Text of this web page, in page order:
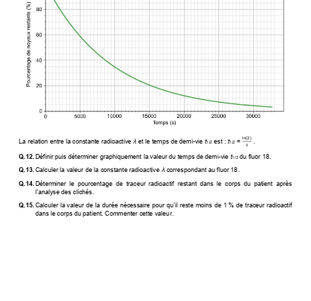
La relation entre la constante radioactive λ et le temps de demi-vie t1/2 est : t1/2 = ln(2)
λ
Q.12. Définir puis déterminer graphiquement la valeur du temps de demi-vie t1/2 du fluor 18.
Q.13. Calculer la valeur de la constante radioactive λ correspondant au fluor 18.
Q.14. Déterminer  le  pourcentage  de  traceur  radioactif  restant  dans  le  corps  du  patient  après
l’analyse des clichés.
Q.15. Calculer la valeur de la durée nécessaire pour qu’il reste moins de 1 % de traceur radioactif
dans le corps du patient. Commenter cette valeur.